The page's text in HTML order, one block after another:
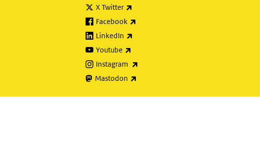
X Twitter
Facebook
LinkedIn
Youtube
Instagram
Mastodon